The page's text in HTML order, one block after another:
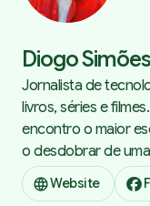
Diogo Simões
Jornalista de
livros, séries e
encontro o maior
o desdobrar de
Website